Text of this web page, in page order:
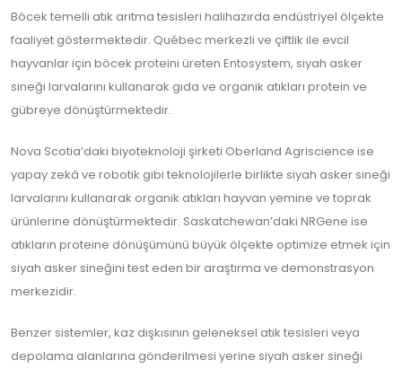
Böcek temelli atık arıtma tesisleri halihazırda endüstriyel ölçekte
faaliyet göstermektedir. Québec merkezli ve çiftlik ile evcil
hayvanlar için böcek proteini üreten Entosystem, siyah asker
sineği larvalarını kullanarak gıda ve organik atıkları protein ve
gübreye dönüştürmektedir.
Nova Scotia’daki biyoteknoloji şirketi Oberland Agriscience ise
yapay zekâ ve robotik gibi teknolojilerle birlikte siyah asker sineği
larvalarını kullanarak organik atıkları hayvan yemine ve toprak
ürünlerine dönüştürmektedir. Saskatchewan’daki NRGene ise
atıkların proteine dönüşümünü büyük ölçekte optimize etmek için
siyah asker sineğini test eden bir araştırma ve demonstrasyon
merkezidir.
Benzer sistemler, kaz dışkısının geleneksel atık tesisleri veya
depolama alanlarına gönderilmesi yerine siyah asker sineği